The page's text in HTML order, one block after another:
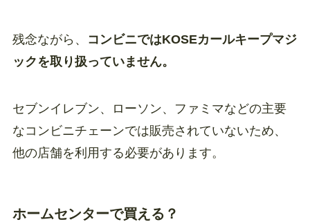
残念ながら、
コンビニではKOSEカールキープマジ
ックを取り扱っていません。
セブンイレブン、ローソン、ファミマなどの主要
なコンビニチェーンでは販売されていないため、
他の店舗を利用する必要があります。
ホームセンターで買える？